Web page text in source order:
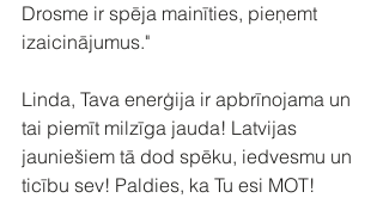
Drosme ir spēja mainīties, pieņemt
izaicinājumus."⁠
Linda, Tava enerģija ir apbrīnojama un
tai piemīt milzīga jauda! Latvijas
jauniešiem tā dod spēku, iedvesmu un
ticību sev! Paldies, ka Tu esi MOT!